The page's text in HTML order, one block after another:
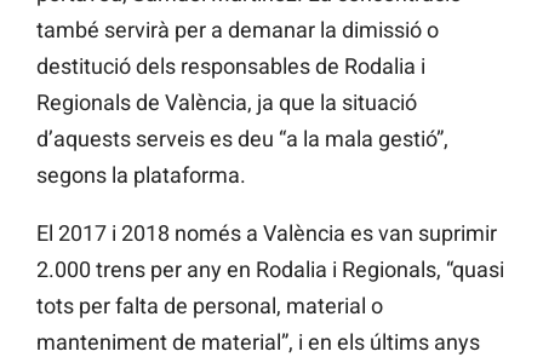
també servirà per a demanar la dimissió o
destitució dels responsables de Rodalia i
Regionals de València, ja que la situació
d’aquests serveis es deu “a la mala gestió”,
segons la plataforma.
El 2017 i 2018 només a València es van suprimir
2.000 trens per any en Rodalia i Regionals, “quasi
tots per falta de personal, material o
manteniment de material”, i en els últims anys